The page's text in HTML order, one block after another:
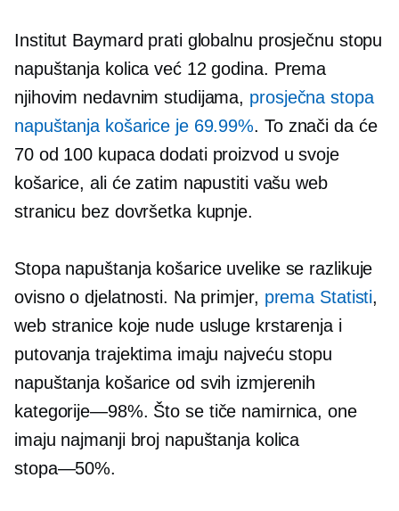
Institut Baymard prati globalnu prosječnu stopu
napuštanja kolica već 12 godina. Prema
njihovim nedavnim studijama, prosječna stopa
napuštanja košarice je 69.99%. To znači da će
70 od 100 kupaca dodati proizvod u svoje
košarice, ali će zatim napustiti vašu web
stranicu bez dovršetka kupnje.
Stopa napuštanja košarice uvelike se razlikuje
ovisno o djelatnosti. Na primjer, prema Statisti,
web stranice koje nude usluge krstarenja i
putovanja trajektima imaju najveću stopu
napuštanja košarice od svih izmjerenih
kategorije—98%. Što se tiče namirnica, one
imaju najmanji broj napuštanja kolica
stopa—50%.